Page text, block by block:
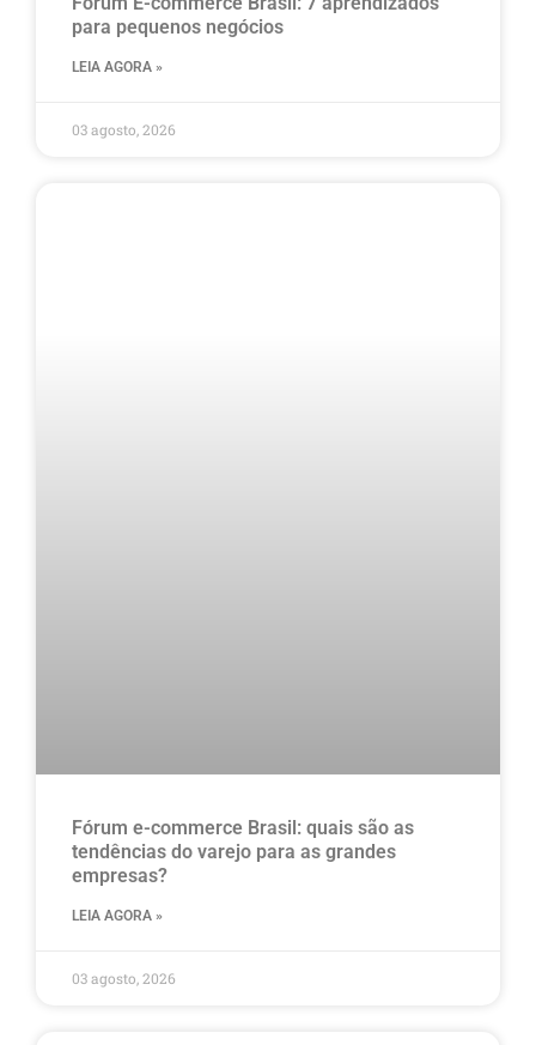
para pequenos negócios
LEIA AGORA »
03 agosto, 2026
Fórum e-commerce Brasil: quais são as
tendências do varejo para as grandes
empresas?
LEIA AGORA »
03 agosto, 2026